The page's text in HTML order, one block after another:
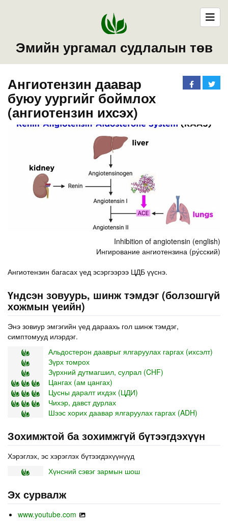
Эмийн ургамал судлалын төв
Ангиотензин даавар
буюу уургийг боймлох
(ангиотензин ихсэх)
Inhibition of angiotensin (english)
Ингирование ангиотензина (ру́сский)
Ангиотензин багасах үед эсэргээрээ ЦДБ үүснэ.
Үндсэн зовуурь, шинж тэмдэг (болзошгүй
хожмын үеийн)
Энэ зовиур эмгэгийн үед дараахь гол шинж тэмдэг,
симптомууд илэрдэг.
Альдостерон дааврыг ялгаруулах гаргах (ихсэлт)
Зүрх томрох
Зүрхний дутмагшил, сулрал (CHF)
Цангах (ам цангах)
Цусны даралт ихдэх (ЦДИ)
Чихэр, давст дурлах
Шээс хорих даавар ялгаруулах гаргах (ADH)
Зохимжтой ба зохимжгүй бүтээгдэхүүн
Хэрэглэх, эс хэрэглэх бүтээгдэхүүнүүд
Хүнсний сэвэг зармын шош
Эх сурвалж
www.youtube.com